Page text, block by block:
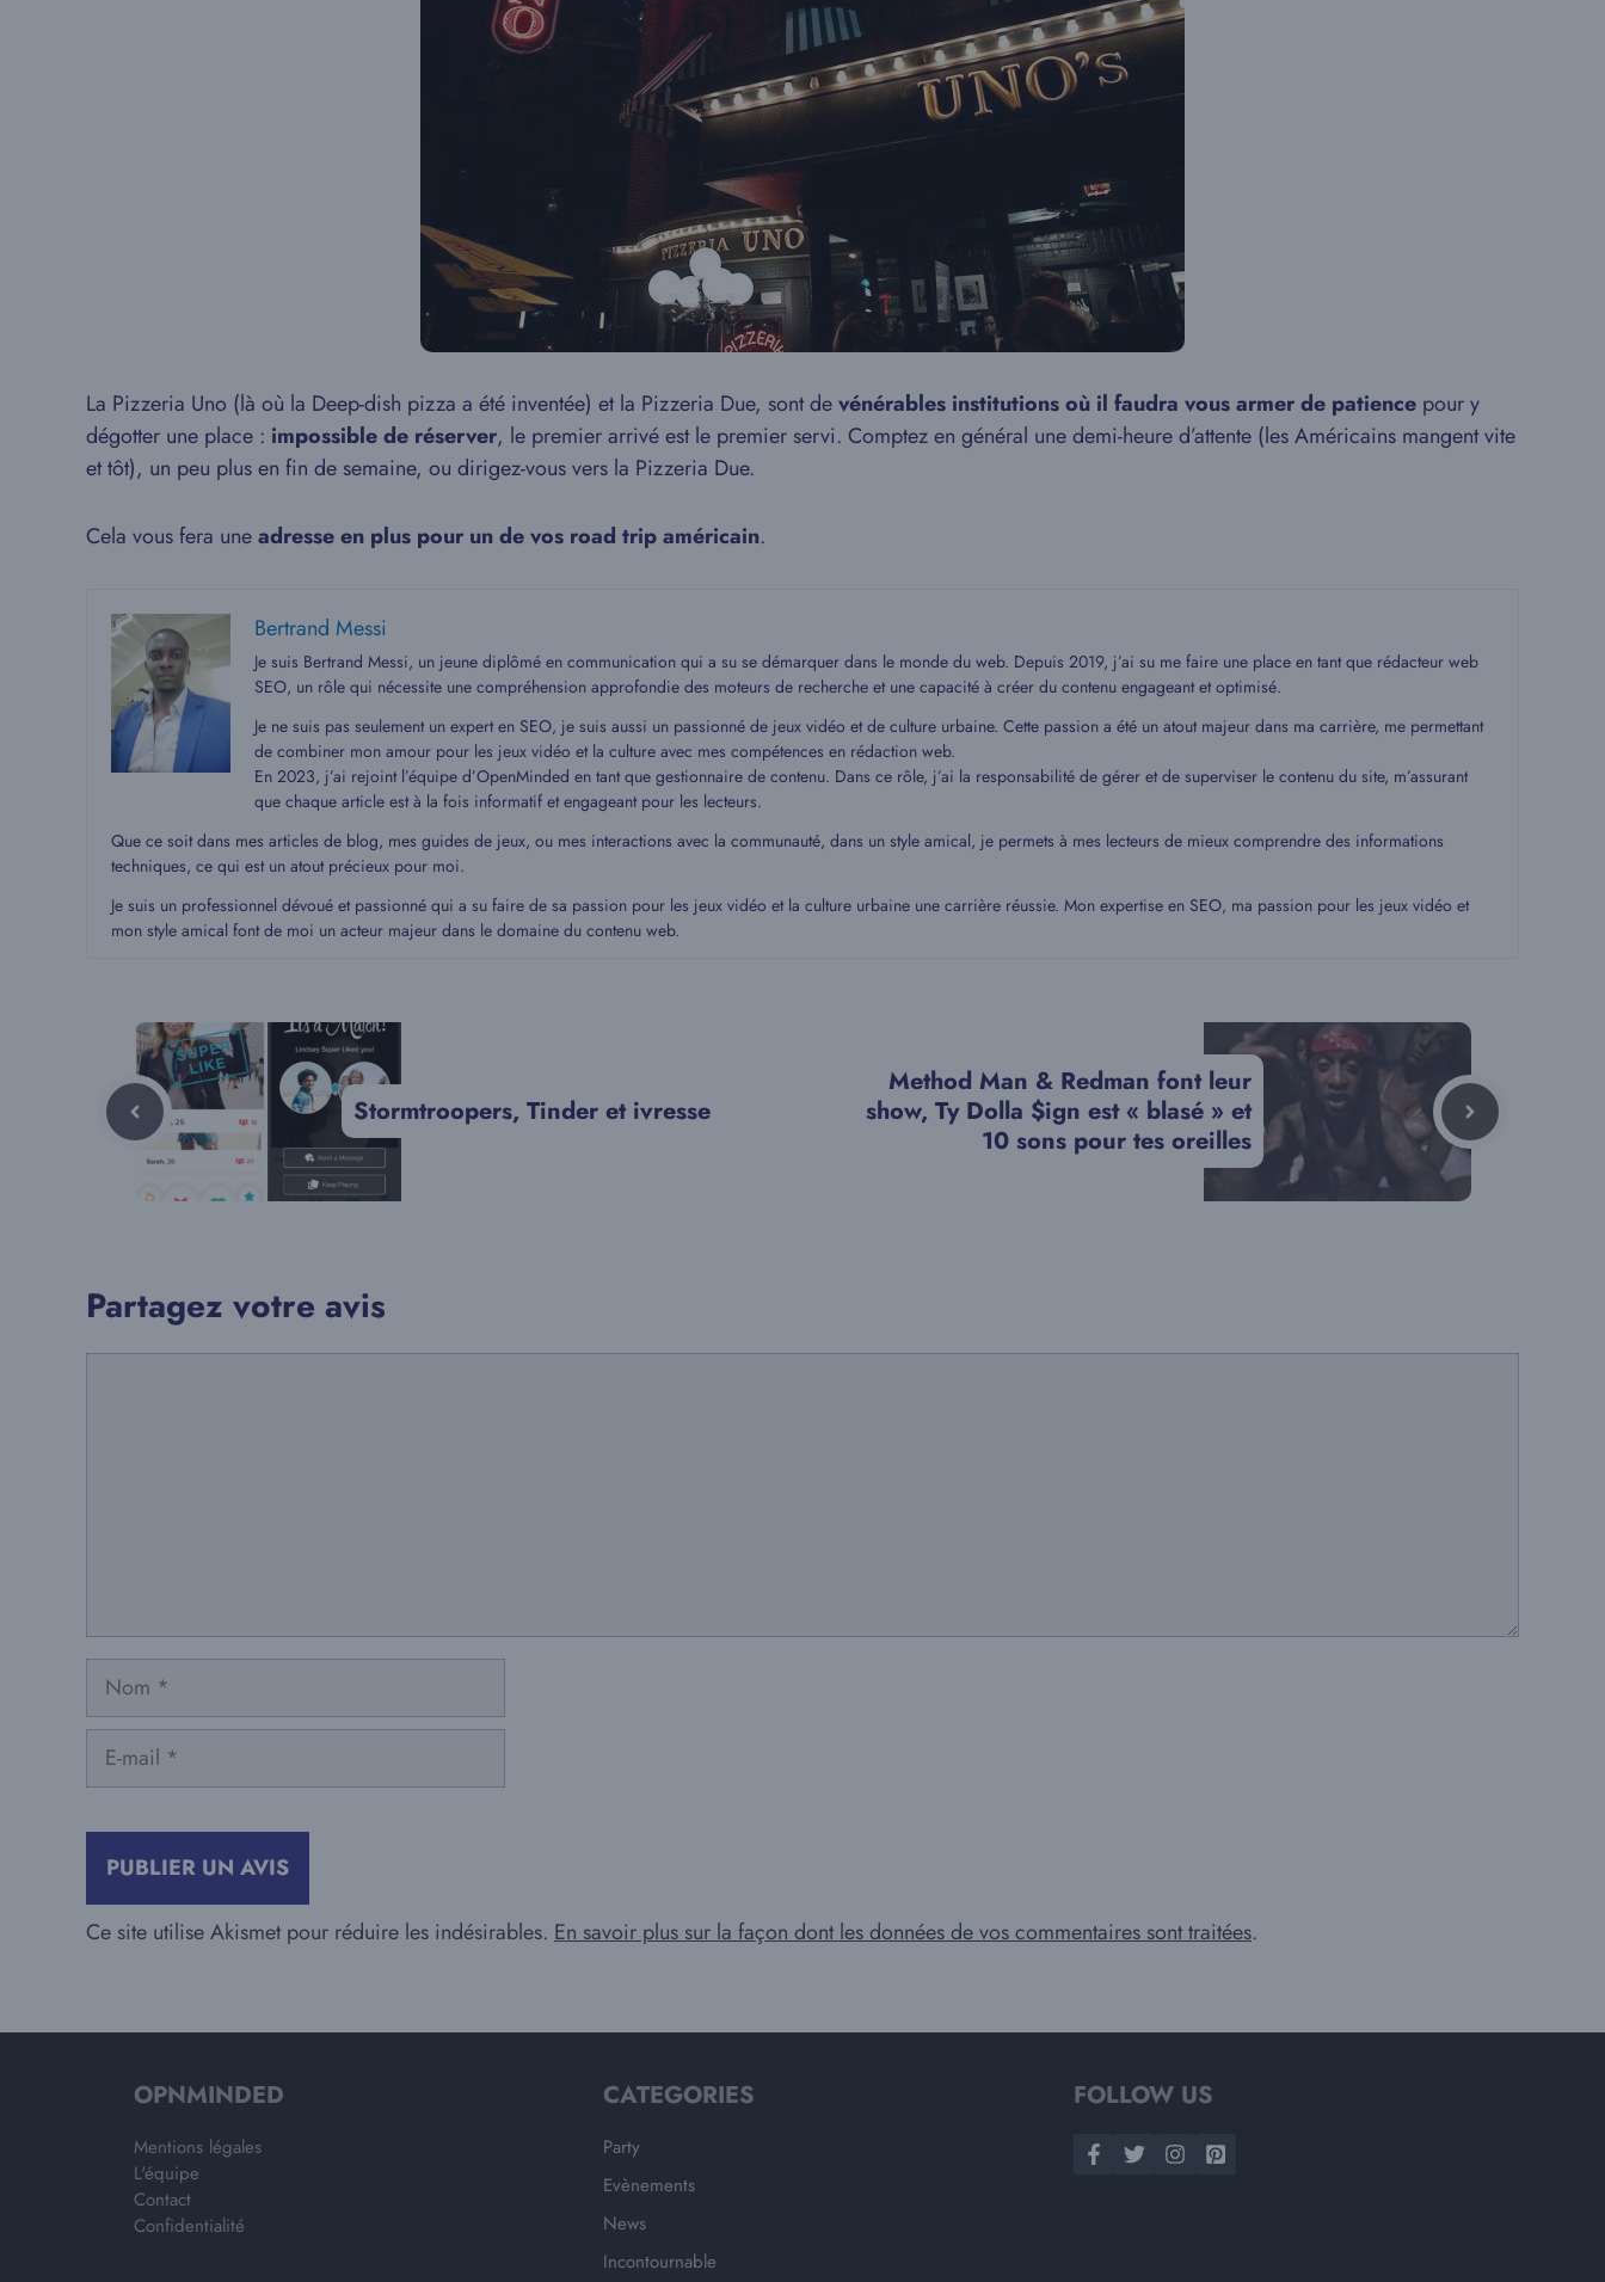
La Pizzeria Uno (là où la Deep-dish pizza a été inventée) et la Pizzeria Due, sont devénérables institutions où il faudra vous armer de patience pour y
dégotter une place : impossible de réserver, le premier arrivé est le premier servi. Comptez en général une demi-heure d’attente (les Américains mangent vite
et tôt), un peu plus en fin de semaine, ou dirigez-vous vers la Pizzeria Due.
Cela vous fera uneadresse en plus pour un de vos road trip américain.
Bertrand Messi
Je suis Bertrand Messi, un jeune diplômé en communication qui a su se démarquer dans le monde du web. Depuis 2019, j’ai su me faire une place en tant que rédacteur web
SEO, un rôle qui nécessite une compréhension approfondie des moteurs de recherche et une capacité à créer du contenu engageant et optimisé.
Je ne suis pas seulement un expert en SEO, je suis aussi un passionné de jeux vidéo et de culture urbaine. Cette passion a été un atout majeur dans ma carrière, me permettant
de combiner mon amour pour les jeux vidéo et la culture avec mes compétences en rédaction web.
En 2023, j’ai rejoint l’équipe d’OpenMinded en tant que gestionnaire de contenu. Dans ce rôle, j’ai la responsabilité de gérer et de superviser le contenu du site, m’assurant
que chaque article est à la fois informatif et engageant pour les lecteurs.
Que ce soit dans mes articles de blog, mes guides de jeux, ou mes interactions avec la communauté, dans un style amical, je permets à mes lecteurs de mieux comprendre des informations
techniques, ce qui est un atout précieux pour moi.
Je suis un professionnel dévoué et passionné qui a su faire de sa passion pour les jeux vidéo et la culture urbaine une carrière réussie. Mon expertise en SEO, ma passion pour les jeux vidéo et
mon style amical font de moi un acteur majeur dans le domaine du contenu web.
Stormtroopers, Tinder et ivresse
Method Man & Redman font leur
show, Ty Dolla $ign est « blasé » et
10 sons pour tes oreilles
Partagez votre avis
Nom
mail
Ce site utilise Akismet pour réduire les indésirables. En savoir plus sur la façon dont les données de vos commentaires sont traitées.
OPNMINDED
Mentions légales
L'équipe
Contact
Confidentialité
CATEGORIES
Party
Evènements
News
Incontournable
FOLLOW US